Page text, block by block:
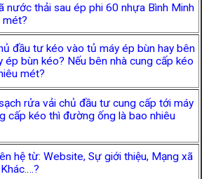
nước thải sau ép phi 60 nhựa Bình Minh
mét?
đầu tư kéo vào tủ máy ép bùn hay bên
ép bùn kéo? Nếu bên nhà cung cấp kéo
mét?
rửa vải chủ đầu tư cung cấp tới máy
cấp kéo thì đường ống là bao nhiêu
hệ từ: Website, Sự giới thiệu, Mạng xã